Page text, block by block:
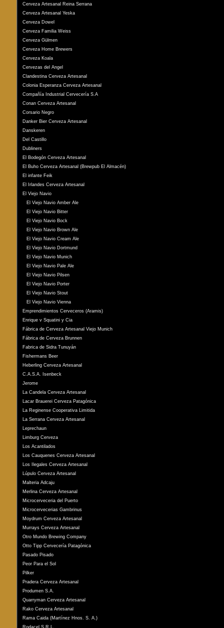
Cerveza Artesanal Reina Serrana
Cerveza Artesanal Yeska
Cerveza Dowel
Cerveza Familia Weiss
Cerveza Gülmen
Cerveza Home Brewers
Cerveza Koala
Cervezas del Angel
Clandestina Cerveza Artesanal
Colonia Esperanza Cerveza Artesanal
Compañía Industrial Cervecería S.A
Conan Cerveza Artesanal
Corsario Negro
Danker Bier Cerveza Artesanal
Danskeren
Del Castillo
Dubliners
El Bodegón Cerveza Artesanal
El Buho Cerveza Artesanal (Brewpub El Almacén)
El infante Feik
El Irlandes Cerveza Artesanal
El Viejo Navio
El Viejo Navio Amber Ale
El Viejo Navio Bitter
El Viejo Navio Bock
El Viejo Navio Brown Ale
El Viejo Navio Cream Ale
El Viejo Navio Dortmund
El Viejo Navio Munich
El Viejo Navio Pale Ale
El Viejo Navio Pilsen
El Viejo Navio Porter
El Viejo Navio Stout
El Viejo Navio Vienna
Emprendimientos Cerveceros (Aramis)
Enrique v Squatini y Cia
Fábrica de Cerveza Artesanal Viejo Munich
Fábrica de Cerveza Brunnen
Fabrica de Sidra Tunuyán
Fishermans Beer
Heberling Cerveza Artesanal
C.A.S.A. Isenbeck
Jerome
La Candela Cerveza Artesanal
Lacar Brauerei Cerveza Patagónica
La Reginense Cooperativa Limitida
La Serrana Cerveza Artesanal
Leprechaun
Limburg Cerveza
Los Acantilados
Los Cauquenes Cerveza Artesanal
Los Ilegales Cerveza Artesanal
Lúpulo Cerveza Artesanal
Malteria Adcaju
Merlina Cerveza Artesanal
Microcerveceria del Puerto
Microcervecerias Gambrinus
Moydrum Cerveza Artesanal
Murrays Cerveza Artesanal
Otro Mundo Brewing Company
Otto Tipp Cervecería Patagónica
Pasado Pisado
Peor Para el Sol
Pilker
Pradera Cerveza Artesanal
Produmen S.A.
Quarryman Cerveza Artesanal
Rako Cerveza Artesanal
Rama Caida (Martínez Hnos. S. A.)
Rodacel S.R.L.